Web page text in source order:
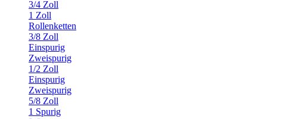
3/4 Zoll
1 Zoll
Rollenketten
3/8 Zoll
Einspurig
Zweispurig
1/2 Zoll
Einspurig
Zweispurig
5/8 Zoll
1 Spurig